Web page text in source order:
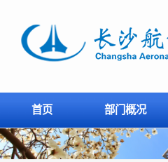
首页 部门概况